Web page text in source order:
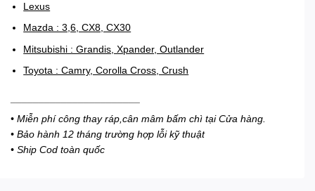
Lexus
Mazda : 3,6, CX8, CX30
Mitsubishi : Grandis, Xpander, Outlander
Toyota : Camry, Corolla Cross, Crush
• Miễn phí công thay ráp,cân mâm bấm chì tại Cửa hàng.
• Bảo hành 12 tháng trường hợp lỗi kỹ thuật
• Ship Cod toàn quốc